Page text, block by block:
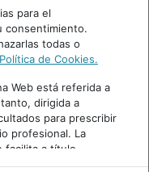
para el
consentimiento.
todas o
Política de Cookies.
Web está referida a
dirigida a
para prescribir
profesional. La
facilita a título
de los